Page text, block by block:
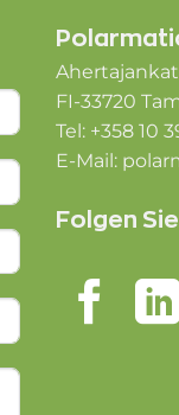
FI-33720
Tel: +358 10
E-Mail:
Folgen